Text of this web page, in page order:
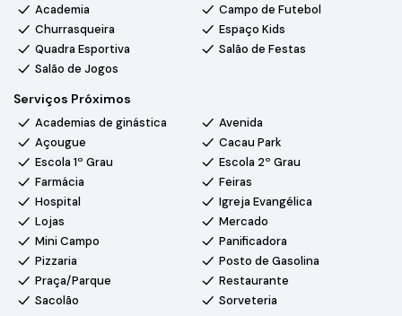
de apoio
* Piscina e sauna
* Garagem para 5 veículos
* Corredor lateral com acesso independente à área de lazer
* Pomar, horta e árvores frutíferas
* Fundos para área verde/lago
* Sala com pé direito alto e Iluminação em LED
📍 Localização privilegiada, a apenas 5 minutos do Cacau Park,
uma das regiões com maior potencial de valorização
Condomínio Parque Village Castelo.
O condomínio oferece infraestrutura completa de lazer e
segurança:
✔️ Segurança 24 horas
✔️ Lago para pesca esportiva
Academia
Campo de Futebol
Churrasqueira
Espaço Kids
Quadra Esportiva
Salão de Festas
Salão de Jogos
Serviços Próximos
Academias de ginástica
Avenida
Açougue
Cacau Park
Escola 1º Grau
Escola 2º Grau
Farmácia
Feiras
Hospital
Igreja Evangélica
Lojas
Mercado
Mini Campo
Panificadora
Pizzaria
Posto de Gasolina
Praça/Parque
Restaurante
Sacolão
Sorveteria